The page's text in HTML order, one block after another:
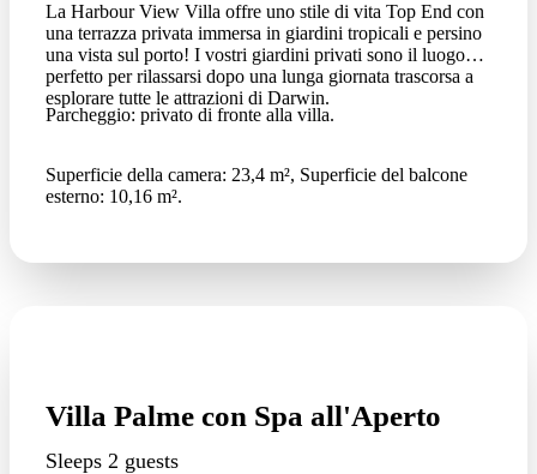
La Harbour View Villa offre uno stile di vita Top End con
una terrazza privata immersa in giardini tropicali e persino
una vista sul porto! I vostri giardini privati sono il luogo
perfetto per rilassarsi dopo una lunga giornata trascorsa a
esplorare tutte le attrazioni di Darwin.
Parcheggio: privato di fronte alla villa.
Superficie della camera: 23,4 m², Superficie del balcone
esterno: 10,16 m².
Villa Palme con Spa all'Aperto
Sleeps 2 guests